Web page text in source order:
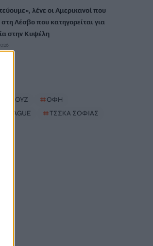
λένε οι Αμερικανοί που
Λέσβο που κατηγορείται για
στην Κυψέλη
ΟΡΜΟΥΖ #ΟΦΗ
LEAGUE #ΤΣΣΚΑ ΣΟΦΙΑΣ